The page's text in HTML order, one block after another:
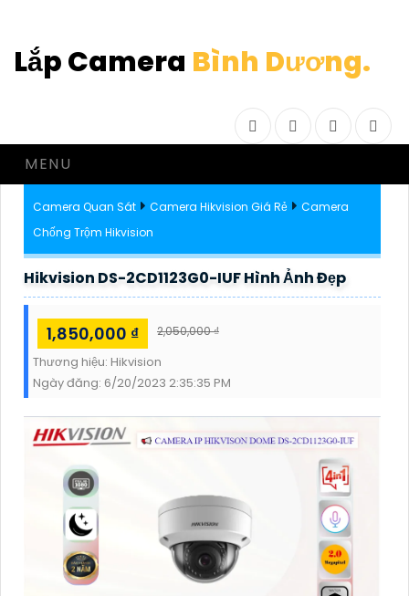
Lắp Camera Bình Dương.
FacebookTwitter Instagram
MENU
Camera Quan Sát Camera Hikvision Giá Rẻ
Camera
Chống Trộm Hikvision
Hikvision DS-2CD1123G0-IUF Hình Ảnh Đẹp
1,850,000 ₫ 2,050,000 ₫
Thương hiệu: Hikvision
Ngày đăng: 6/20/2023 2:35:35 PM